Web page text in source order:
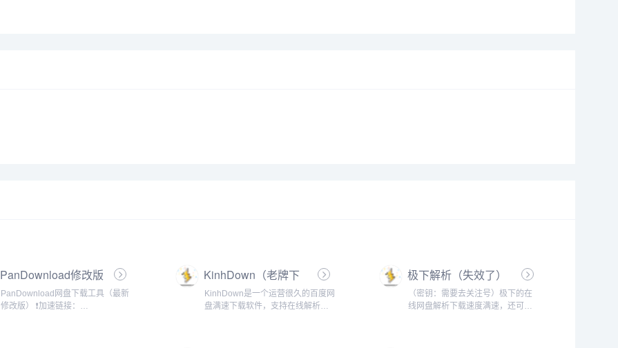
PanDownload修改版
PanDownload网盘下载工具（最新
修改版） ❗加速链接：
KinhDown（老牌下
载）
KinhDown是一个运营很久的百度网
盘满速下载软件，支持在线解析和
极下解析（失效了）
（密钥：需要去关注号）极下的在
线网盘解析下载速度满速，还可